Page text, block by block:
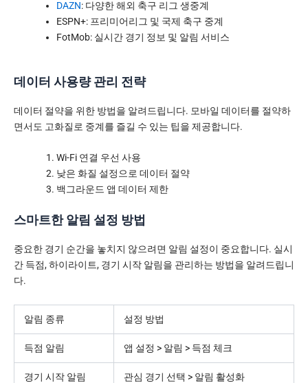
DAZN: 다양한 해외 축구 리그 생중계
ESPN+: 프리미어리그 및 국제 축구 중계
FotMob: 실시간 경기 정보 및 알림 서비스
데이터 사용량 관리 전략
데이터 절약을 위한 방법을 알려드립니다. 모바일 데이터를 절약하
면서도 고화질로 중계를 즐길 수 있는 팁을 제공합니다.
Wi-Fi 연결 우선 사용
낮은 화질 설정으로 데이터 절약
백그라운드 앱 데이터 제한
스마트한 알림 설정 방법
중요한 경기 순간을 놓치지 않으려면 알림 설정이 중요합니다. 실시
간 득점, 하이라이트, 경기 시작 알림을 관리하는 방법을 알려드립니
다.
알림 종류 설정 방법
득점 알림 앱 설정 > 알림 > 득점 체크
경기 시작 알림 관심 경기 선택 > 알림 활성화